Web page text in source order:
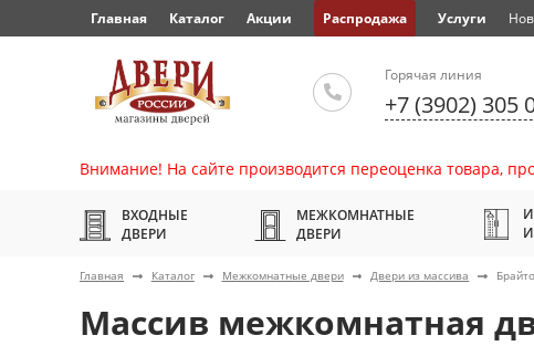
Главная Каталог Акции Распродажа Услуги
Горячая линия
+7 (3902) 305
Внимание! На сайте производится переоценка товара,
ВХОДНЫЕ
ДВЕРИ
МЕЖКОМНАТНЫЕ
ДВЕРИ
Главная Каталог Межкомнатные двери Двери из массива
Массив межкомнатная